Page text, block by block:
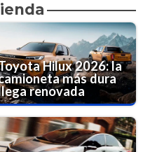
Hilux 2026: la
más dura
renovada